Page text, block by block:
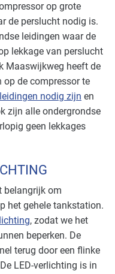
op grote
de perslucht nodig is.
leidingen waar de
lekkage van perslucht
Maaswijkweg heeft de
op de compressor te
nodig zijn en
zijn alle ondergrondse
geen lekkages
belangrijk om
het gehele tankstation.
, zodat we het
beperken. De
terug door een flinke
LED-verlichting is in